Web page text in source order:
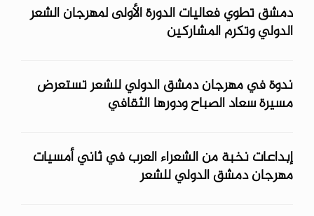
دمشق تطوي فعاليات الدورة الأولى لمهرجان الشعر
الدولي وتكرم المشاركين
ندوة في مهرجان دمشق الدولي للشعر تستعرض
مسيرة سعاد الصباح ودورها الثقافي
إبداعات نخبة من الشعراء العرب في ثاني أمسيات
مهرجان دمشق الدولي ‏للشعر